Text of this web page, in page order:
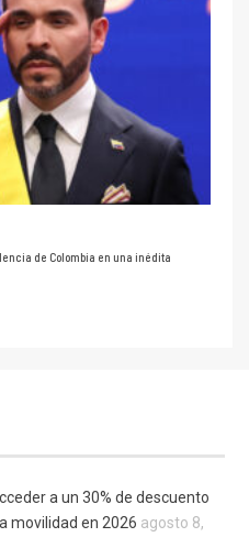
de Colombia en una inédita
a un 30% de descuento
movilidad en 2026 agosto 8,